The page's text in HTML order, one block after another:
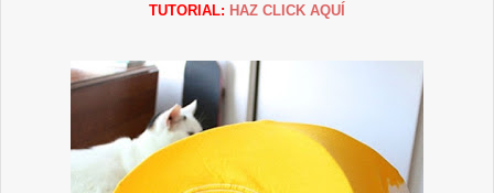
TUTORIAL: HAZ CLICK AQUÍ